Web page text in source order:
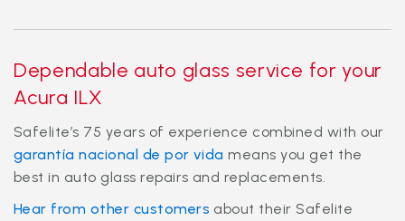
Dependable auto glass service for your
Acura ILX
Safelite’s 75 years of experience combined with our
garantía nacional de por vida means you get the
best in auto glass repairs and replacements.
Hear from other customers about their Safelite